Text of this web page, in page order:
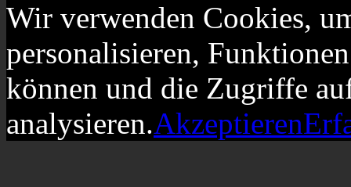
Wir verwenden Cookies,
personalisieren,
können und die Zugriffe
analysieren.Akzeptieren